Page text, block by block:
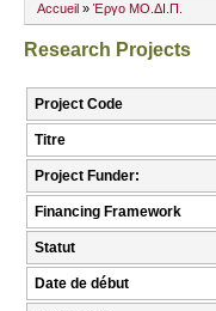
Accueil » Έργο ΜΟ.ΔΙ.Π.
Research Projects
Project Code
Titre
Project Funder:
Financing Framework
Statut
Date de début